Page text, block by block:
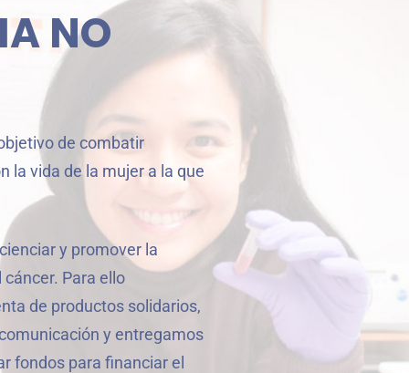
NO
de combatir
la vida de la mujer a la que
y promover la
Para ello
de productos solidarios,
y entregamos
fondos para financiar el